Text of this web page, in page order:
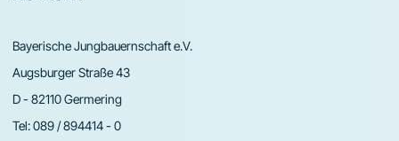
Bayerische Jungbauernschaft e.V.
Augsburger Straße 43
D - 82110 Germering
Tel:089 / 894414 - 0